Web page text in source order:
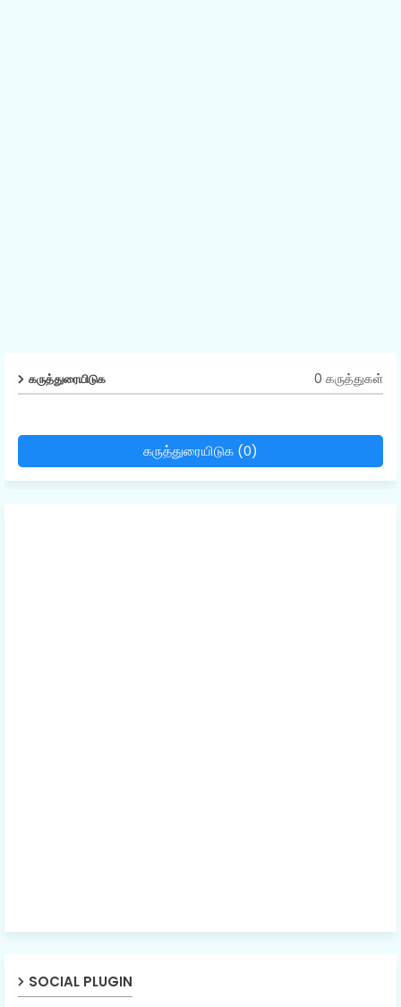
கருத்துரையிடுக 0 கருத்துகள்
கருத்துரையிடுக (0)
SOCIAL PLUGIN